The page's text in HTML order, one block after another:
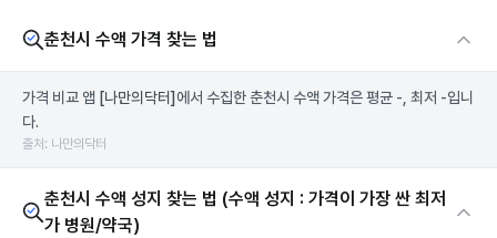
춘천시 수액 가격 찾는 법
가격 비교 앱 [나만의닥터] 에서 수집한 춘천시 수액 가격은 평균 -, 최저 -입니
다.
출처: 나만의닥터
춘천시 수액 성지 찾는 법 (수액 성지 : 가격이 가장 싼 최저
가 병원/약국)